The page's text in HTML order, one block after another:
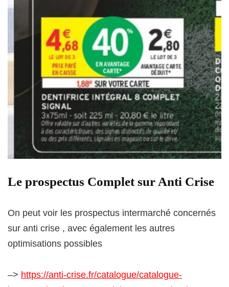
Le prospectus Complet sur Anti Crise
On peut voir les prospectus intermarché concernés
sur anti crise , avec également les autres
optimisations possibles
–> https://anti-crise.fr/catalogue/catalogue-